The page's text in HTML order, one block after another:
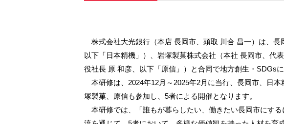
相続手続き支援サービス
フリーローン
カードローン
ビジネスサポートサービス一覧
医療・介護・福祉分野
農業・六次産業分野
環境・エネルギー分野
たいこうSDGs私募債
たいこうでんさ
ファームバンキ
ダイバーシティ推進への取り組み
復職(ジョブ・リターン)制度要項
サービスのご案内
ログイン
（たいこうNaviをご利用のお客さま向け）
サービスのご案内 ログイン（※）
これより先のページは、ウェルスナビ株式会社が運営するサイトとなります。
株式会社大光銀行（本店 長岡市、頭取 川合 昌一）は、長
以下「日本精機」）、岩塚製菓株式会社（本社 長岡市、代
役社長 原 和彦、以下「原信」）と合同で地方創生・SDGs
本研修は、2024年12月～2025年2月に当行、長岡市、日
塚製菓、原信も参加し、5者による開催となります。
本研修では、「誰もが暮らしたい、働きたい長岡市にす